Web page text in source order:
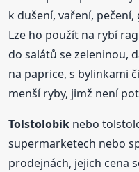
k dušení, vaření,
Lze ho použít na rybí
do salátů se zeleninou,
na paprice, s bylinkami
menší ryby, jimž není
Tolstolobik nebo
supermarketech nebo
prodejnách, jejich cena